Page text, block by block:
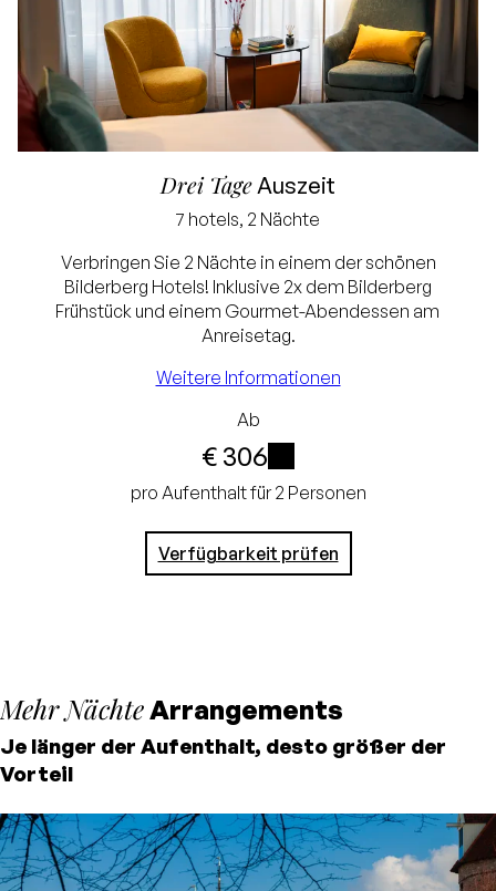
Drei TageAuszeit
7 hotels, 2 Nächte
Verbringen Sie 2 Nächte in einem der schönen
Bilderberg Hotels! Inklusive 2x dem Bilderberg
Frühstück und einem Gourmet-Abendessen am
Anreisetag.
Weitere Informationen
Ab
€ 306
i
Bestpreisgarantie
Kostenlose
Stornierung bis 24
Stunden vor Ankunft
Keine Kreditkarte
erforderlich,
Bezahlung im Hotel
pro Aufenthalt für 2 Personen
Verfügbarkeit prüfen
Mehr NächteArrangements
Je länger der Aufenthalt, desto größer der
Vorteil